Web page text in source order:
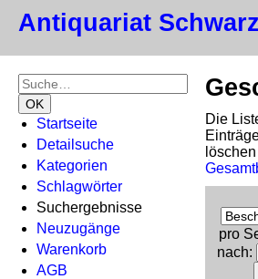
Antiquariat Schwarz
Startseite
Detailsuche
Kategorien
Schlagwörter
Suchergebnisse
Neuzugänge
Warenkorb
AGB
Die
pro
nach: